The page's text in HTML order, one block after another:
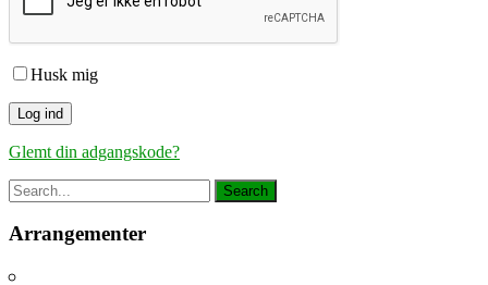
Husk mig
Glemt din adgangskode?
Arrangementer